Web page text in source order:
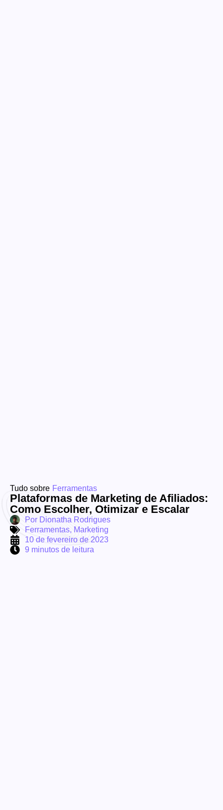
Tudo sobre Ferramentas
Plataformas de Marketing de Afiliados:
Como Escolher, Otimizar e Escalar
Por Dionatha Rodrigues
Ferramentas, Marketing
10 de fevereiro de 2023
9 minutos de leitura